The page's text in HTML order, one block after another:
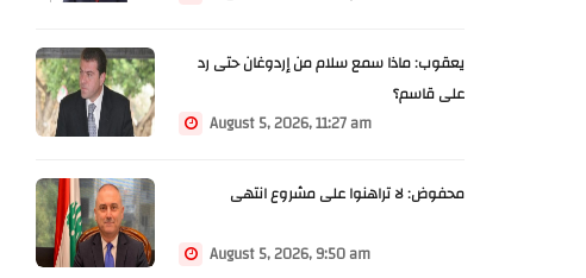
يعقوب: ماذا سمع سلام من إردوغان حتى رد
على قاسم؟
August 5, 2026, 11:27 am
محفوض: لا تراهنوا على مشروع انتهى
August 5, 2026, 9:50 am